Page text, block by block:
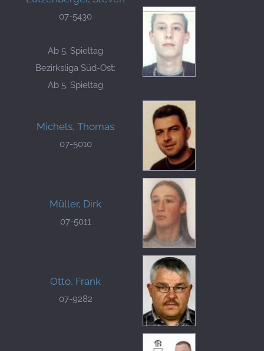
07-5430
Ab 5. Spieltag
Bezirksliga Süd-Ost:
Ab 5. Spieltag
Michels, Thomas
07-5010
Müller, Dirk
07-5011
Otto, Frank
07-9282